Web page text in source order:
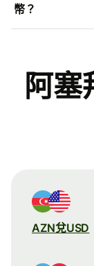
幣？
阿塞
AZN兌USD